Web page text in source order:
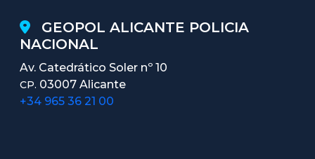
GEOPOL ALICANTE POLICIA
NACIONAL
Av. Catedrático Soler nº 10
CP. 03007 Alicante
+34 965 36 21 00